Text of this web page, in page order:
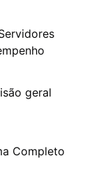
geral
Completo